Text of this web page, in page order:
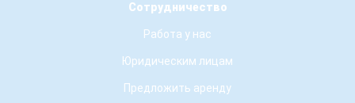
Сотрудничество
Работа у нас
Юридическим лицам
Предложить аренду